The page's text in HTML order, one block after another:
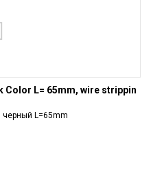
Color L= 65mm, wire strippin
черный L=65mm